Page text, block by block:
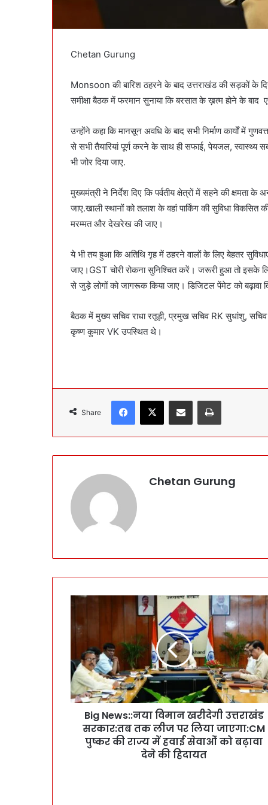
Chetan Gurung
Monsoon की बारिश ठहरने के बाद उत्तराखंड की सड़कों के
समीक्षा बैठक में फरमान सुनाया कि बरसात के ख़त्म होने के
उन्होंने कहा कि मानसून अवधि के बाद सभी निर्माण कार्यों में
से सभी तैयारियां पूर्ण करने के साथ ही सफाई, पेयजल, स्वास्थ्य
भी जोर दिया जाए.
मुख्यमंत्री ने निर्देश दिए कि पर्वतीय क्षेत्रों में सहने की क्षमता के
जाए.खाली स्थानों को तलाश के वहां पार्किंग की सुविधा
मरम्मत और देखरेख की जाए।
ये भी तय हुआ कि अतिथि गृह में ठहरने वालों के लिए बेहतर
जाए।GST चोरी रोकना सुनिश्चित करें। जरूरी हुआ तो इसके
से जुड़े लोगों को जागरूक किया जाए। डिजिटल पेंमेट को बढ़ावा
बैठक में मुख्य सचिव राधा रतूड़ी, प्रमुख सचिव RK सुधांशु,
कृष्ण कुमार VK उपस्थित थे।
Share
Chetan Gurung
w
s
:
:
Big News::नया विमान खरीदेगी उत्तराखंड
सरकार:तब तक लीज पर लिया जाएगा:CM
पुष्कर की राज्य में हवाई सेवाओं को बढ़ावा
देने की हिदायत